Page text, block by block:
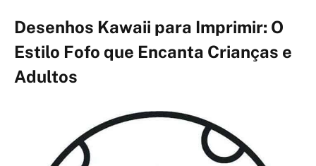
Desenhos Kawaii para Imprimir: O
Estilo Fofo que Encanta Crianças e
Adultos